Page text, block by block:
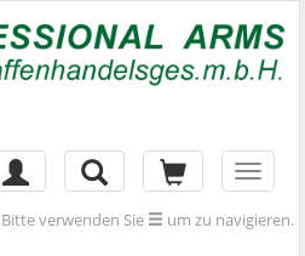
Bitte verwenden Sie um zu navigieren.